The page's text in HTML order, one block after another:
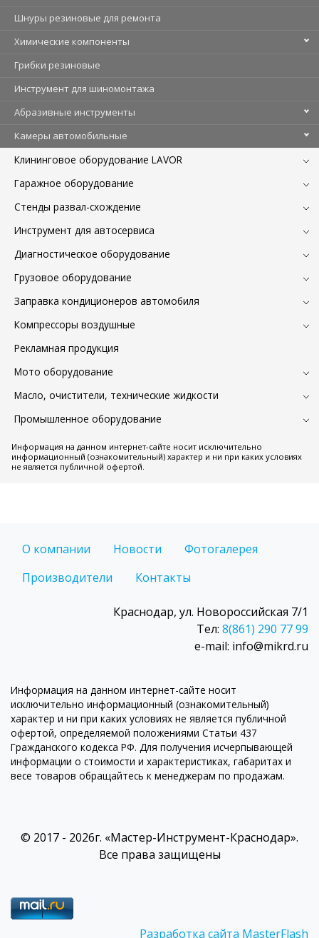
Шнуры резиновые для ремонта
Химические компоненты
Грибки резиновые
Инструмент для шиномонтажа
Абразивные инструменты
Камеры автомобильные
Клининговое оборудование LAVOR
Гаражное оборудование
Стенды развал-схождение
Инструмент для автосервиса
Диагностическое оборудование
Грузовое оборудование
Заправка кондиционеров автомобиля
Компрессоры воздушные
Рекламная продукция
Мото оборудование
Масло, очистители, технические жидкости
Промышленное оборудование
Информация на данном интернет-сайте носит исключительно
информационный (ознакомительный) характер и ни при каких условиях
не является публичной офертой.
О компании Новости
Фотогалерея
Производители
Контакты
Краснодар, ул. Новороссийская 7/1
Тел: 8(861) 290 77 99
e-mail: info@mikrd.ru
Информация на данном интернет-сайте носит
исключительно информационный (ознакомительный)
характер и ни при каких условиях не является публичной
офертой, определяемой положениями Статьи 437
Гражданского кодекса РФ. Для получения исчерпывающей
информации о стоимости и характеристиках, габаритах и
весе товаров обращайтесь к менеджерам по продажам.
© 2017 - 2026г. «Мастер-Инструмент-Краснодар».
Все права защищены
Разработка сайта MasterFlash